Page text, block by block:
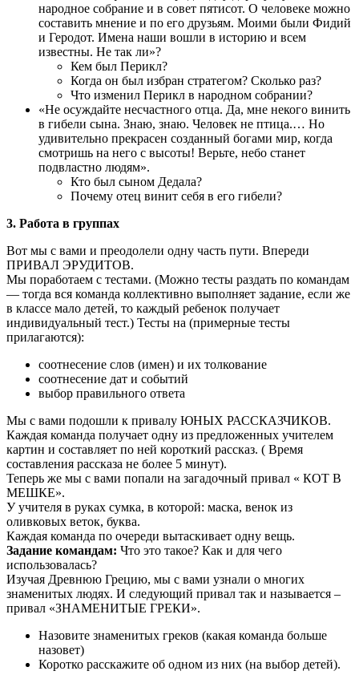
народное собрание и в совет пятисот. О человеке можно
составить мнение и по его друзьям. Моими были Фидий
и Геродот. Имена наши вошли в историю и всем
известны. Не так ли»?
Кем был Перикл?
Когда он был избран стратегом? Сколько раз?
Что изменил Перикл в народном собрании?
«Не осуждайте несчастного отца. Да, мне некого винить
в гибели сына. Знаю, знаю. Человек не птица.… Но
удивительно прекрасен созданный богами мир, когда
смотришь на него с высоты! Верьте, небо станет
подвластно людям».
Кто был сыном Дедала?
Почему отец винит себя в его гибели?
3. Работа в группах
Вот мы с вами и преодолели одну часть пути. Впереди
ПРИВАЛ ЭРУДИТОВ.
Мы поработаем с тестами. (Можно тесты раздать по командам
— тогда вся команда коллективно выполняет задание, если же
в классе мало детей, то каждый ребенок получает
индивидуальный тест.) Тесты на (примерные тесты
прилагаются):
соотнесение слов (имен) и их толкование
соотнесение дат и событий
выбор правильного ответа
Мы с вами подошли к привалу ЮНЫХ РАССКАЗЧИКОВ.
Каждая команда получает одну из предложенных учителем
картин и составляет по ней короткий рассказ. ( Время
составления рассказа не более 5 минут).
Теперь же мы с вами попали на загадочный привал « КОТ В
МЕШКЕ».
У учителя в руках сумка, в которой: маска, венок из
оливковых веток, буква.
Каждая команда по очереди вытаскивает одну вещь.
Задание командам: Что это такое? Как и для чего
использовалась?
Изучая Древнюю Грецию, мы с вами узнали о многих
знаменитых людях. И следующий привал так и называется –
привал «ЗНАМЕНИТЫЕ ГРЕКИ».
Назовите знаменитых греков (какая команда больше
назовет)
Коротко расскажите об одном из них (на выбор детей).